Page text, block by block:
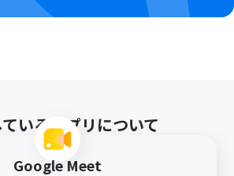
いるアプリについて
Google Meet